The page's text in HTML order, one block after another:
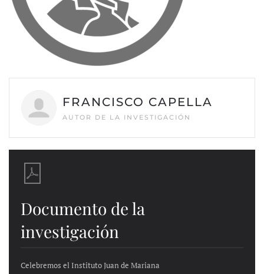
FRANCISCO CAPELLA
AUTOR DE LA INVESTIGACIÓN
Documento de la
investigación
Celebremos el Instituto Juan de Mariana